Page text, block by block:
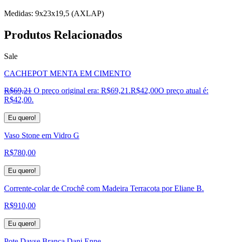
Medidas: 9x23x19,5 (AXLAP)
Produtos Relacionados
Sale
CACHEPOT MENTA EM CIMENTO
R$69,21 O preço original era: R$69,21.R$42,00O preço atual é:
R$42,00.
Eu quero!
Vaso Stone em Vidro G
R$780,00
Eu quero!
Corrente-colar de Crochê com Madeira Terracota por Eliane B.
R$910,00
Eu quero!